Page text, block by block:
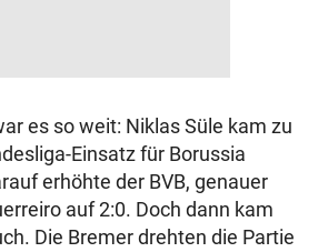
es so weit: Niklas Süle kam zu
Einsatz für Borussia
erhöhte der BVB, genauer
auf 2:0. Doch dann kam
Die Bremer drehten die Partie